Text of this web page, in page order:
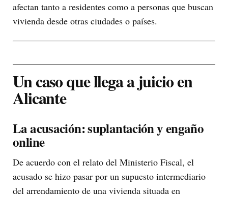
afectan tanto a residentes como a personas que buscan
vivienda desde otras ciudades o países.
Un caso que llega a juicio en
Alicante
La acusación: suplantación y engaño
online
De acuerdo con el relato del Ministerio Fiscal, el
acusado se hizo pasar por un supuesto intermediario
del arrendamiento de una vivienda situada en